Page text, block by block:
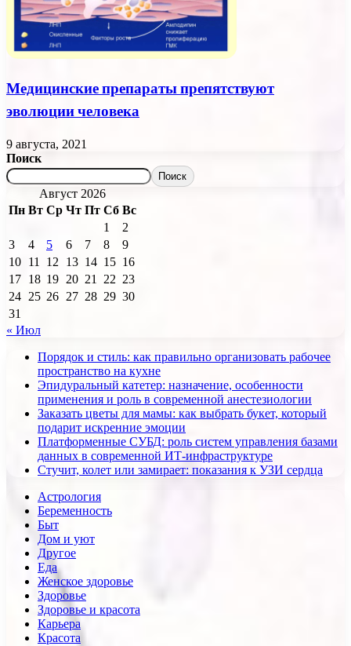
Медицинские препараты препятствуют
эволюции человека
9 августа, 2021
Поиск
Поиск
Август 2026
Пн Вт Ср Чт Пт Сб Вс
1
2
3
4 5 6 7 8
9
10 11 12 13 14 15 16
17 18 19 20 21 22 23
24 25 26 27 28 29 30
31
« Июл
Порядок и стиль: как правильно организовать рабочее
пространство на кухне
Эпидуральный катетер: назначение, особенности
применения и роль в современной анестезиологии
Заказать цветы для мамы: как выбрать букет, который
подарит искренние эмоции
Платформенные СУБД: роль систем управления базами
данных в современной ИТ-инфраструктуре
Стучит, колет или замирает: показания к УЗИ сердца
Астрология
Беременность
Быт
Дом и уют
Другое
Еда
Женское здоровье
Здоровье
Здоровье и красота
Карьера
Красота